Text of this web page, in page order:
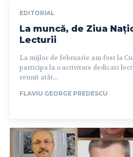
EDITORIAL
La muncă, de Ziua
Lecturii
La mijloc de februarie am fost la
participa la o activitate dedicată
reunit atât...
FLAVIU GEORGE PREDESCU